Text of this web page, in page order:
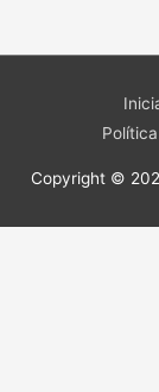
Copyright ©